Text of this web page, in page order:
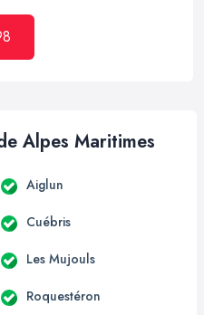
Alpes Maritimes
Aiglun
Cuébris
Les Mujouls
Roquestéron